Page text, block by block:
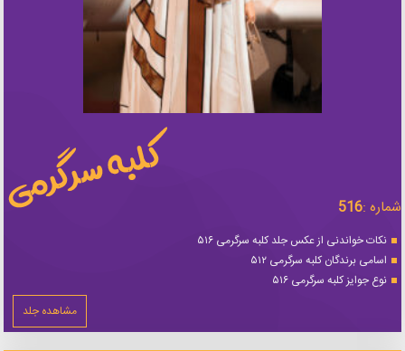
شماره :516
نکات خواندنی از عکس جلد کلبه سرگرمی ۵۱۶
اسامی برندگان کلبه سرگرمی ۵۱۲
نوع جوایز کلبه سرگرمی ۵۱۶
مشاهده جلد